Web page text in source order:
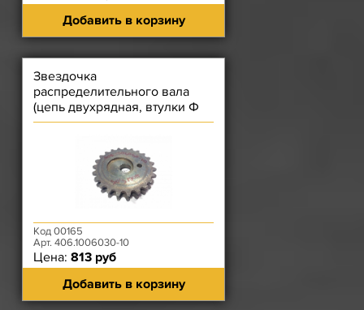
Добавить в корзину
Звездочка
распределительного вала
(цепь двухрядная, втулки Ф
5,05 мм) ЗМЗ-406
Код 00165
Арт. 406.1006030-10
Цена: 813 руб
Добавить в корзину